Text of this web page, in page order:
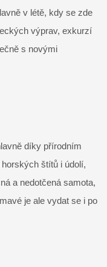
v létě, kdy se zde
výprav, exkurzí
s novými
díky přírodním
štítů i údolí,
a nedotčená samota,
je ale vydat se i po